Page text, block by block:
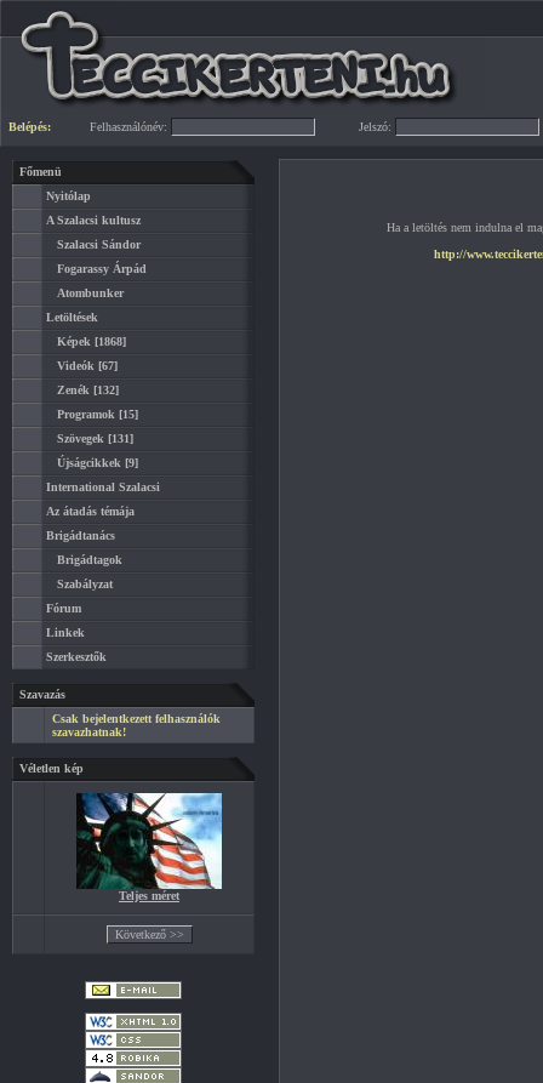
Belépés: Felhasználónév: Jelszó:
Főmenü
Nyitólap
A Szalacsi kultusz
Szalacsi Sándor
Fogarassy Árpád
Atombunker
Letöltések
Képek [1868]
Videók [67]
Zenék [132]
Programok [15]
Szövegek [131]
Újságcikkek [9]
International Szalacsi
Az átadás témája
Brigádtanács
Brigádtagok
Szabályzat
Fórum
Linkek
Szerkesztők
Szavazás
Csak bejelentkezett felhasználók
szavazhatnak!
Véletlen kép
Teljes méret
Ha a letöltés nem indulna el
http://